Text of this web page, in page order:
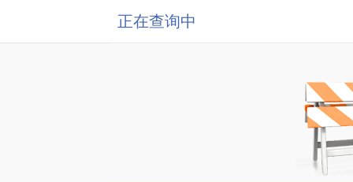
正在查询中